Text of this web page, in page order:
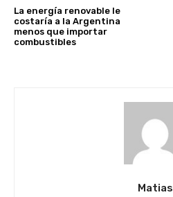
La energía renovable le
costaría a la Argentina
menos que importar
combustibles
Matias